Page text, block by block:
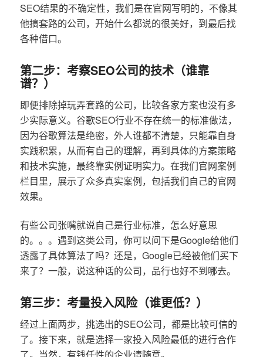
SEO结果的不确定性，我们是在官网写明的，不像其
他搞套路的公司，开始什么都说的很美好，到最后找
各种借口。
第二步：考察SEO公司的技术（谁靠
谱？）
即便排除掉玩弄套路的公司，比较各家方案也没有多
少实际意义。谷歌SEO行业不存在统一的标准做法，
因为谷歌算法是绝密，外人谁都不清楚，只能靠自身
实践积累，从而有自己的理解，再到具体的方案策略
和技术实施，最终靠实例证明实力。在我们官网案例
栏目里，展示了众多真实案例，包括我们自己的官网
效果。
有些公司张嘴就说自己是行业标准，怎么好意思
的。。。遇到这类公司，你可以问下是Google给他们
透露了具体算法了吗？还是，Google已经被他们买下
来了？一般，说这种话的公司，品行也好不到哪去。
第三步：考量投入风险（谁更低？）
经过上面两步，挑选出的SEO公司，都是比较可信的
了。接下来，就是选择一家投入风险最低的进行合作